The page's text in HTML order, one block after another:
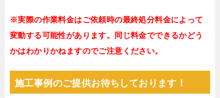
※実際の作業料金はご依頼時の最終処分料金によって
変動する可能性があります。同じ料金でできるかどう
かはわかりかねますのでご注意ください。
施工事例のご提供お待ちしております！